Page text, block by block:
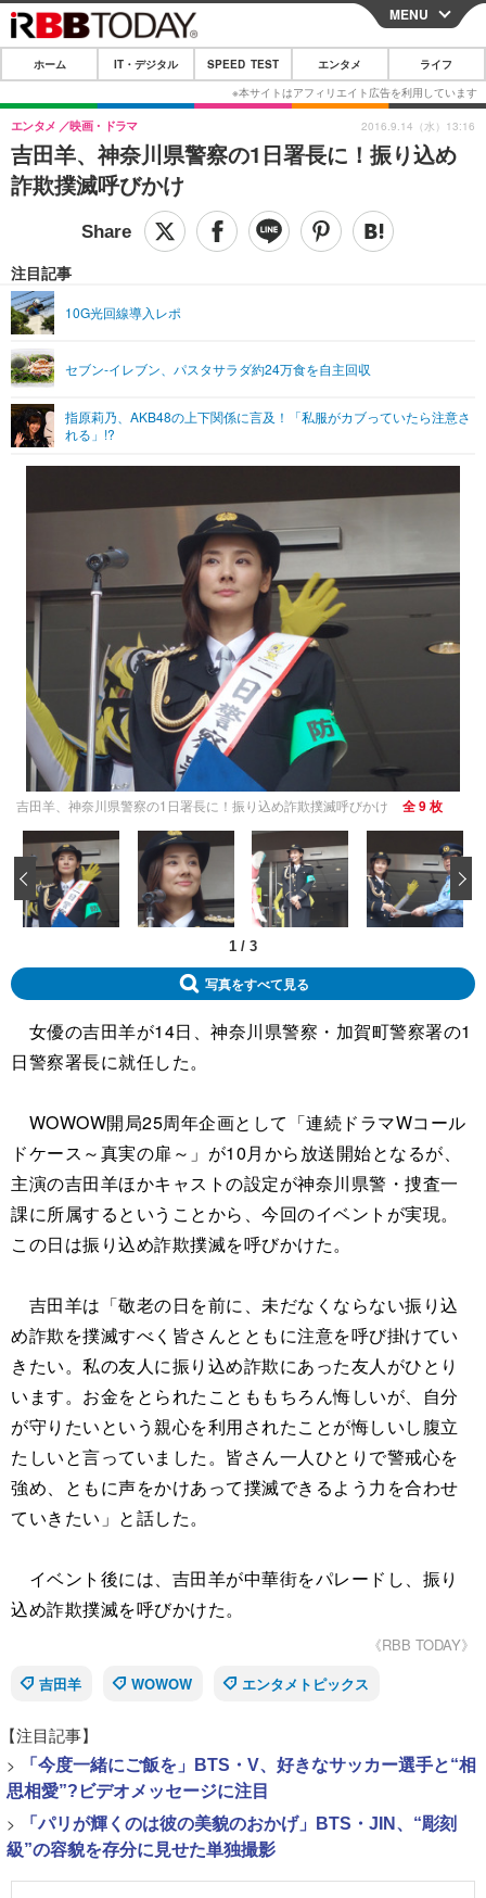
CLOSE
ホーム
IT・デジタル
IT・デジタルTOP スマートフォン
ショッピング その他
SPEED TEST
エンタメTOP 映画・ドラマ
グラビア ブログ
ショッピング その他
ライフTOP
リリース一覧
プッシュ通知の停止方法
MENU
ホーム IT・デジタル SPEED TEST エンタメ ライフ
吉田羊、神奈川県警察の1日署長に！振り込め
詐欺撲滅呼びかけ
エンタメ 映画・ドラマ
注目記事
10G光回線導入レポ
セブン‐イレブン、パスタサラダ約24万食を自主回収
指原莉乃、AKB48の上下関係に言及！「私服がカブっていたら注意さ
れる」!?
2016.9.14（水）13:16
吉田羊、神奈川県警察の1日署長に！振り込め詐欺撲滅呼びかけ 全 9 枚
1 / 3
‹
写真をすべて見る
女優の吉田羊が14日、神奈川県警察・加賀町警察署の1
日警察署長に就任した。
WOWOW開局25周年企画として「連続ドラマWコール
ドケース～真実の扉～」が10月から放送開始となるが、
主演の吉田羊ほかキャストの設定が神奈川県警・捜査一
課に所属するということから、今回のイベントが実現。
この日は振り込め詐欺撲滅を呼びかけた。
吉田羊は「敬老の日を前に、未だなくならない振り込
め詐欺を撲滅すべく皆さんとともに注意を呼び掛けてい
きたい。私の友人に振り込め詐欺にあった友人がひとり
います。お金をとられたことももちろん悔しいが、自分
が守りたいという親心を利用されたことが悔しいし腹立
たしいと言っていました。皆さん一人ひとりで警戒心を
強め、ともに声をかけあって撲滅できるよう力を合わせ
ていきたい」と話した。
イベント後には、吉田羊が中華街をパレードし、振り
込め詐欺撲滅を呼びかけた。
《RBB TODAY》
吉田羊
WOWOW エンタメトピックス
【注目記事】
>
「今度一緒にご飯を」BTS・V、好きなサッカー選手と“相
思相愛”?ビデオメッセージに注目
>
「パリが輝くのは彼の美貌のおかげ」BTS・JIN、“彫刻
級”の容貌を存分に見せた単独撮影